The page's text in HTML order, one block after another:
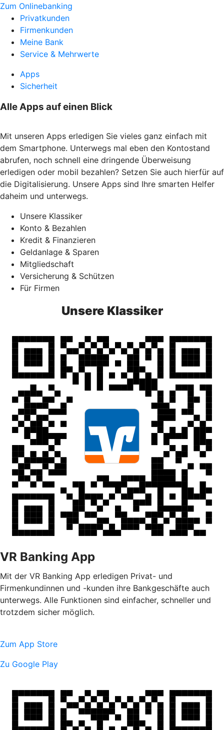
Zum Onlinebanking
Privatkunden
Firmenkunden
Meine Bank
Service & Mehrwerte
Apps
Sicherheit
Alle Apps auf einen Blick
Mit unseren Apps erledigen Sie vieles ganz einfach mit
dem Smartphone. Unterwegs mal eben den Kontostand
abrufen, noch schnell eine dringende Überweisung
erledigen oder mobil bezahlen? Setzen Sie auch hierfür auf
die Digitalisierung. Unsere Apps sind Ihre smarten Helfer
daheim und unterwegs.
Unsere Klassiker
Konto & Bezahlen
Kredit & Finanzieren
Geldanlage & Sparen
Mitgliedschaft
Versicherung & Schützen
Für Firmen
Unsere Klassiker
VR Banking App
Mit der VR Banking App erledigen Privat- und
Firmenkundinnen und -kunden ihre Bankgeschäfte auch
unterwegs. Alle Funktionen sind einfacher, schneller und
trotzdem sicher möglich.
Zum App Store
Zu Google Play